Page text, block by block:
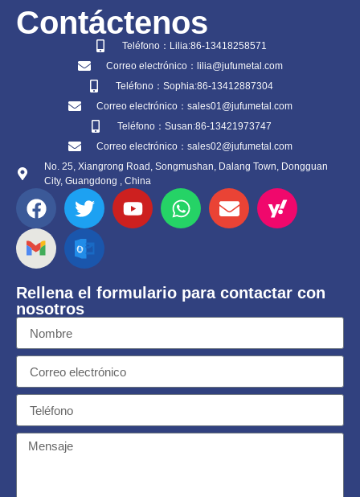
Contáctenos
Teléfono：Lilia:86-13418258571
Correo electrónico：lilia@jufumetal.com
Teléfono：Sophia:86-13412887304
Correo electrónico：sales01@jufumetal.com
Teléfono：Susan:86-13421973747
Correo electrónico：sales02@jufumetal.com
No. 25, Xiangrong Road, Songmushan, Dalang Town, Dongguan
City, Guangdong , China
Rellena el formulario para contactar con
nosotros